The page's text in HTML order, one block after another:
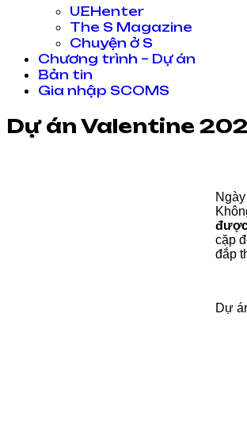
UEHenter
The S Magazine
Chuyện ở S
Chương trình – Dự án
Bản tin
Gia nhập SCOMS
Dự án Valentine
cặp
đắp
Dự